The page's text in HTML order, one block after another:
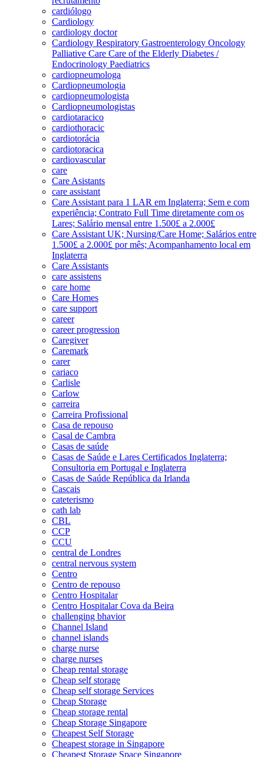
cardiólogo
Cardiology
cardiology doctor
Cardiology Respiratory Gastroenterology Oncology
Palliative Care Care of the Elderly Diabetes /
Endocrinology Paediatrics
cardiopneumologa
Cardiopneumologia
cardiopneumologista
Cardiopneumologistas
cardiotaracico
cardiothoracic
cardiotorácia
cardiotoracica
cardiovascular
care
Care Asistants
care assistant
Care Assistant para 1 LAR em Inglaterra; Sem e com
experiência; Contrato Full Time diretamente com os
Lares; Salário mensal entre 1.500£ a 2.000£
Care Assistant UK; Nursing/Care Home; Salários entre
1.500£ a 2.000£ por mês; Acompanhamento local em
Inglaterra
Care Assistants
care assistens
care home
Care Homes
care support
career
career progression
Caregiver
Caremark
carer
cariaco
Carlisle
Carlow
carreira
Carreira Profissional
Casa de repouso
Casal de Cambra
Casas de saúde
Casas de Saúde e Lares Certificados Inglaterra;
Consultoria em Portugal e Inglaterra
Casas de Saúde República da Irlanda
Cascais
cateterismo
cath lab
CBL
CCP
CCU
central de Londres
central nervous system
Centro
Centro de repouso
Centro Hospitalar
Centro Hospitalar Cova da Beira
challenging bhavior
Channel Island
channel islands
charge nurse
charge nurses
Cheap rental storage
Cheap self storage
Cheap self storage Services
Cheap Storage
Cheap storage rental
Cheap Storage Singapore
Cheapest Self Storage
Cheapest storage in Singapore
Cheapest Storage Space Singapore